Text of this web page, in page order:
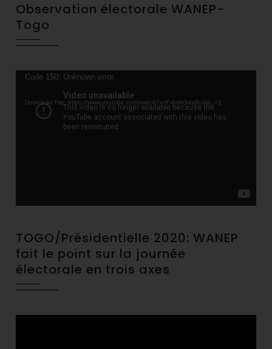
Observation électorale WANEP-
Togo
Video
Code 150: Unknown error.
Download File: https://www.youtube.com/watch?v=FrAdkGdaBu4&_=1
TOGO/Présidentielle 2020: WANEP
fait le point sur la journée
électorale en trois axes